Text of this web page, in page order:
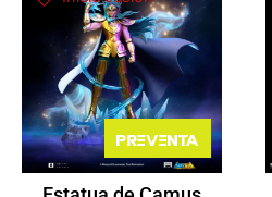
Preventa